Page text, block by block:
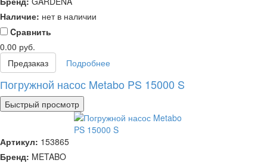
Наличие: нет в наличии
Cравнить
0.00 руб.
Предзаказ
Подробнее
Погружной насос Metabo PS 15000 S
Быстрый просмотр
Артикул: 153865
Бренд: METABO